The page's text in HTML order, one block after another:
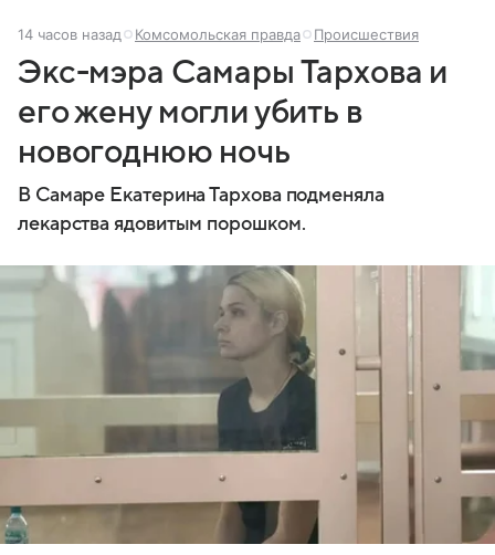
14 часов назад Комсомольская правда Происшествия
Экс-мэра Самары Тархова и
его жену могли убить в
новогоднюю ночь
В Самаре Екатерина Тархова подменяла
лекарства ядовитым порошком.